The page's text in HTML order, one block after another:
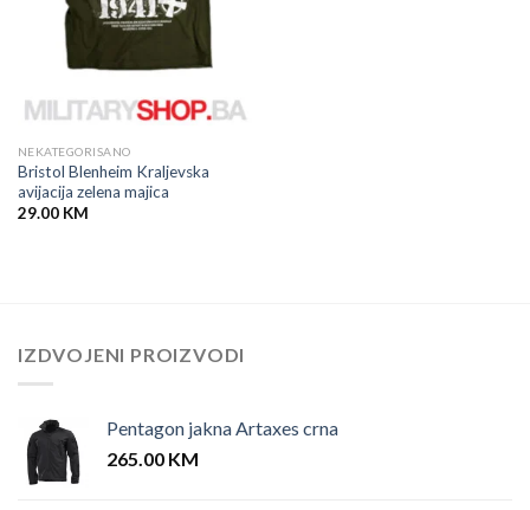
NEKATEGORISANO
Bristol Blenheim Kraljevska
avijacija zelena majica
29.00 KM
IZDVOJENI PROIZVODI
Pentagon jakna Artaxes crna
265.00 KM